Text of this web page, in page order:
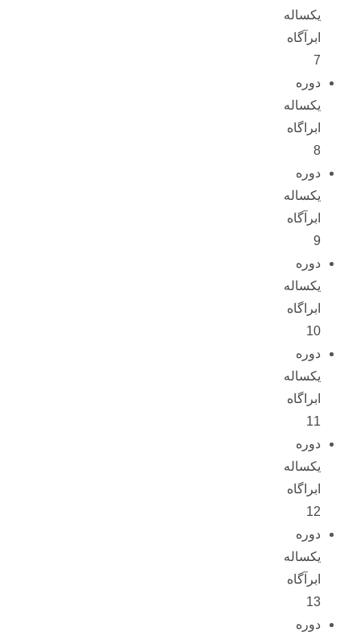
یکساله
ابرآگاه
7
دوره
یکساله
ابراگاه
8
دوره
یکساله
ابرآگاه
9
دوره
یکساله
ابراگاه
10
دوره
یکساله
ابراگاه
11
دوره
یکساله
ابراگاه
12
دوره
یکساله
ابرآگاه
13
دوره